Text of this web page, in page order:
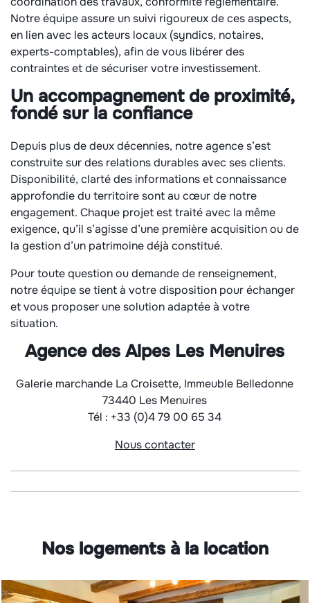
Notre équipe assure un suivi rigoureux de ces aspects,
en lien avec les acteurs locaux (syndics, notaires,
experts-comptables), afin de vous libérer des
contraintes et de sécuriser votre investissement.
Un accompagnement de proximité,
fondé sur la confiance
Depuis plus de deux décennies, notre agence s’est
construite sur des relations durables avec ses clients.
Disponibilité, clarté des informations et connaissance
approfondie du territoire sont au cœur de notre
engagement. Chaque projet est traité avec la même
exigence, qu’il s’agisse d’une première acquisition ou de
la gestion d’un patrimoine déjà constitué.
Pour toute question ou demande de renseignement,
notre équipe se tient à votre disposition pour échanger
et vous proposer une solution adaptée à votre
situation.
Agence des Alpes Les Menuires
Galerie marchande La Croisette, Immeuble Belledonne
73440 Les Menuires
Tél : +33 (0)4 79 00 65 34
Nous contacter
Nos logements à la location